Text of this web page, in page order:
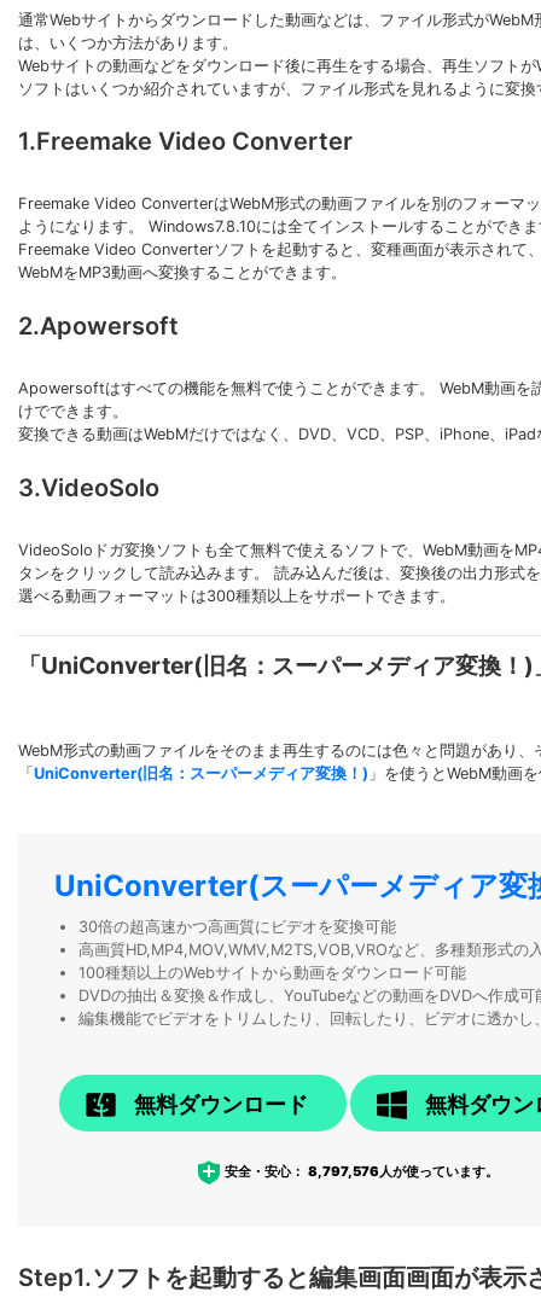
通常Webサイトからダウンロードした動画などは、ファイル形式が
は、いくつか方法があります。
Webサイトの動画などをダウンロード後に再生をする場合、再生ソフト
ソフトはいくつか紹介されていますが、ファイル形式を見れるように変
1.Freemake Video Converter
Freemake Video ConverterはWebM形式の動画ファイルを別のフォーマ
ようになります。 Windows7.8.10には全てインストールすることができ
Freemake Video Converterソフトを起動すると、変種画面が表示されて
WebMをMP3動画へ変換することができます。
2.Apowersoft
Apowersoftはすべての機能を無料で使うことができます。 WebM動画
けでできます。
変換できる動画はWebMだけではなく、DVD、VCD、PSP、iPhone、
3.VideoSolo
VideoSoloドガ変換ソフトも全て無料で使えるソフトで、WebM動画を
タンをクリックして読み込みます。 読み込んだ後は、変換後の出力形
選べる動画フォーマットは300種類以上をサポートできます。
「UniConverter(旧名：スーパーメディア変換
WebM形式の動画ファイルをそのまま再生するのには色々と問題があり
「 UniConverter(旧名：スーパーメディア変換！) 」を使うとWebM動画
UniConverter(スーパーメディア変
30倍の超高速かつ高画質にビデオを変換可能
高画質HD,MP4,MOV,WMV,M2TS,VOB,VROなど、多種類形式の
100種類以上のWebサイトから動画をダウンロード可能
DVDの抽出＆変換＆作成し、YouTubeなどの動画をDVDへ作成可
編集機能でビデオをトリムしたり、回転したり、ビデオに透か
無料ダウンロード 無料ダウン
安全・安心：8,797,576人が使っています。
Step1.ソフトを起動すると編集画面画面が表示